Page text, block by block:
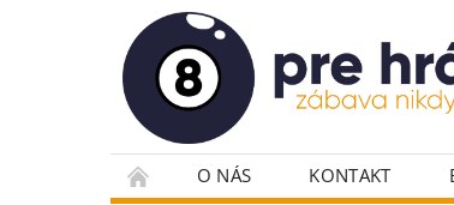
O NÁS KONTAKT